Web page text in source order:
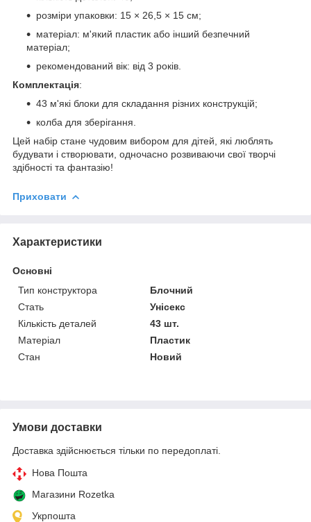
розміри упаковки: 15 × 26,5 × 15 см;
матеріал: м'який пластик або інший безпечний
матеріал;
рекомендований вік: від 3 років.
Комплектація:
43 м'які блоки для складання різних конструкцій;
колба для зберігання.
Цей набір стане чудовим вибором для дітей, які люблять
будувати і створювати, одночасно розвиваючи свої творчі
здібності та фантазію!
Приховати
Характеристики
Основні
Тип конструктора
Блочний
Стать
Унісекс
Кількість деталей
43 шт.
Матеріал
Пластик
Стан
Новий
Умови доставки
Доставка здійснюється тільки по передоплаті.
Нова Пошта
Магазини Rozetka
Укрпошта